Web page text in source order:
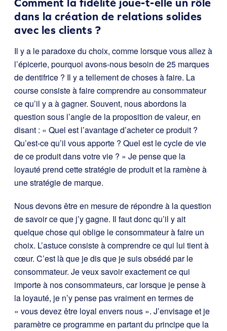
Comment la fidélité joue-t-elle un rôle
dans la création de relations solides
avec les clients ?
Il y a le paradoxe du choix, comme lorsque vous allez à
l’épicerie, pourquoi avons-nous besoin de 25 marques
de dentifrice ? Il y a tellement de choses à faire. La
course consiste à faire comprendre au consommateur
ce qu’il y a à gagner. Souvent, nous abordons la
question sous l’angle de la proposition de valeur, en
disant : « Quel est l’avantage d’acheter ce produit ?
Qu’est-ce qu’il vous apporte ? Quel est le cycle de vie
de ce produit dans votre vie ? » Je pense que la
loyauté prend cette stratégie de produit et la ramène à
une stratégie de marque.
Nous devons être en mesure de répondre à la question
de savoir ce que j’y gagne. Il faut donc qu’il y ait
quelque chose qui oblige le consommateur à faire un
choix. L’astuce consiste à comprendre ce qui lui tient à
cœur. C’est là que je dis que je suis obsédé par le
consommateur. Je veux savoir exactement ce qui
importe à nos consommateurs, car lorsque je pense à
la loyauté, je n’y pense pas vraiment en termes de
« vous devez être loyal envers nous ». J’envisage et je
paramètre ce programme en partant du principe que la